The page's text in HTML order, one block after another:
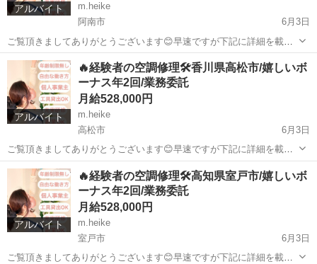
アルバイト
m.heike
阿南市
6月3日
ご覧頂きましてありがとうございます😊早速ですが下記に詳細を載せ
ておりますのでご覧下さい⬇️経験者のみの募集となります。 【業務内
容】 家庭用空調機の修理 業務委託となります 【勤務地】 徳島県阿波
市を基本として稼働します。 ...
徳島 阿南市 その他 業務委託
アルバイト
🔥経験者の空調修理🛠️香川県高松市/嬉しいボ
ーナス年2回/業務委託
月給528,000円
m.heike
高松市
6月3日
ご覧頂きましてありがとうございます😊早速ですが下記に詳細を載せ
ておりますのでご覧下さい⬇️経験者のみの募集となります。 【業務内
容】 家庭用空調機の修理 業務委託となります 【勤務地】 香川県高松
市を基本として稼働します。 ...
香川 高松市 その他 業務委託
アルバイト
🔥経験者の空調修理🛠️高知県室戸市/嬉しいボ
ーナス年2回/業務委託
月給528,000円
m.heike
室戸市
6月3日
ご覧頂きましてありがとうございます😊早速ですが下記に詳細を載せ